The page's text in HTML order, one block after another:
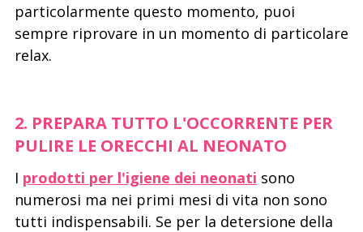
particolarmente questo momento, puoi
sempre riprovare in un momento di particolare
relax.
2. PREPARA TUTTO L'OCCORRENTE PER
PULIRE LE ORECCHI AL NEONATO
I prodotti per l'igiene dei neonati sono
numerosi ma nei primi mesi di vita non sono
tutti indispensabili. Se per la detersione della